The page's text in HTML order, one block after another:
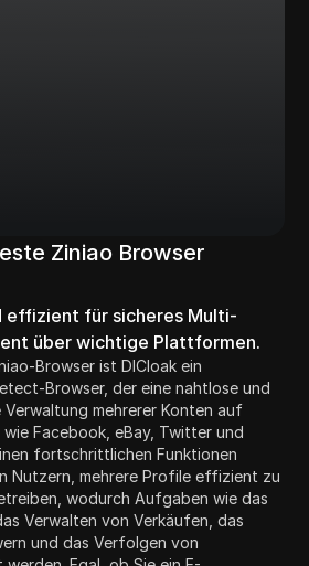
Ziniao Browser
für sicheres Multi-
über wichtige Plattformen.
Browser ist DICloak ein
Browser, der eine nahtlose und
mehrerer Konten auf
Facebook, eBay, Twitter und
fortschrittlichen Funktionen
Nutzern, mehrere Profile effizient zu
wodurch Aufgaben wie das
Verwalten von Verkäufen, das
und das Verfolgen von